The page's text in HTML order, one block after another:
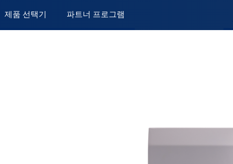
제품 선택기 파트너 프로그램